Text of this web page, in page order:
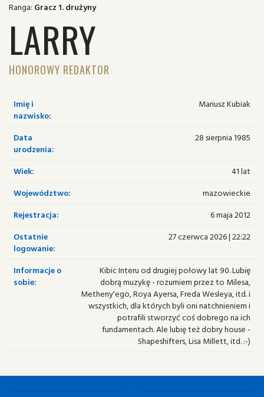
Ranga: Gracz 1. drużyny
LARRY
HONOROWY REDAKTOR
Imię i
nazwisko:
Mariusz Kubiak
Data
urodzenia:
28 sierpnia 1985
Wiek:
41 lat
Województwo:
mazowieckie
Rejestracja:
6 maja 2012
Ostatnie
logowanie:
27 czerwca 2026 | 22:22
Informacje o
sobie:
Kibic Interu od drugiej połowy lat 90. Lubię
dobrą muzykę - rozumiem przez to Milesa,
Metheny'ego, Roya Ayersa, Freda Wesleya, itd. i
wszystkich, dla których byli oni natchnieniem i
potrafili stworzyć coś dobrego na ich
fundamentach. Ale lubię też dobry house -
Shapeshifters, Lisa Millett, itd. :-)